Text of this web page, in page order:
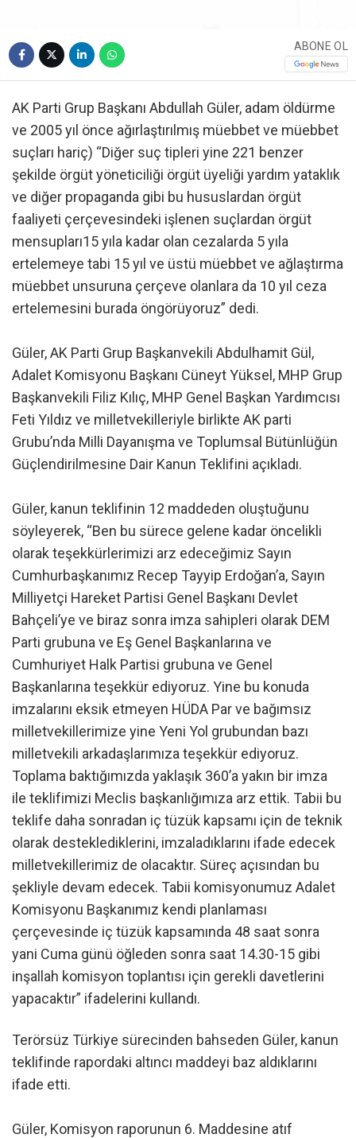
ABONE OL
AK Parti Grup Başkanı Abdullah Güler, adam öldürme
ve 2005 yıl önce ağırlaştırılmış müebbet ve müebbet
suçları hariç) “Diğer suç tipleri yine 221 benzer
şekilde örgüt yöneticiliği örgüt üyeliği yardım yataklık
ve diğer propaganda gibi bu hususlardan örgüt
faaliyeti çerçevesindeki işlenen suçlardan örgüt
mensupları15 yıla kadar olan cezalarda 5 yıla
ertelemeye tabi 15 yıl ve üstü müebbet ve ağlaştırma
müebbet unsuruna çerçeve olanlara da 10 yıl ceza
ertelemesini burada öngörüyoruz” dedi.
Güler, AK Parti Grup Başkanvekili Abdulhamit Gül,
Adalet Komisyonu Başkanı Cüneyt Yüksel, MHP Grup
Başkanvekili Filiz Kılıç, MHP Genel Başkan Yardımcısı
Feti Yıldız ve milletvekilleriyle birlikte AK parti
Grubu’nda Milli Dayanışma ve Toplumsal Bütünlüğün
Güçlendirilmesine Dair Kanun Teklifini açıkladı.
Güler, kanun teklifinin 12 maddeden oluştuğunu
söyleyerek, “Ben bu sürece gelene kadar öncelikli
olarak teşekkürlerimizi arz edeceğimiz Sayın
Cumhurbaşkanımız Recep Tayyip Erdoğan’a, Sayın
Milliyetçi Hareket Partisi Genel Başkanı Devlet
Bahçeli’ye ve biraz sonra imza sahipleri olarak DEM
Parti grubuna ve Eş Genel Başkanlarına ve
Cumhuriyet Halk Partisi grubuna ve Genel
Başkanlarına teşekkür ediyoruz. Yine bu konuda
imzalarını eksik etmeyen HÜDA Par ve bağımsız
milletvekillerimize yine Yeni Yol grubundan bazı
milletvekili arkadaşlarımıza teşekkür ediyoruz.
Toplama baktığımızda yaklaşık 360’a yakın bir imza
ile teklifimizi Meclis başkanlığımıza arz ettik. Tabii bu
teklife daha sonradan iç tüzük kapsamı için de teknik
olarak desteklediklerini, imzaladıklarını ifade edecek
milletvekillerimiz de olacaktır. Süreç açısından bu
şekliyle devam edecek. Tabii komisyonumuz Adalet
Komisyonu Başkanımız kendi planlaması
çerçevesinde iç tüzük kapsamında 48 saat sonra
yani Cuma günü öğleden sonra saat 14.30-15 gibi
inşallah komisyon toplantısı için gerekli davetlerini
yapacaktır” ifadelerini kullandı.
Terörsüz Türkiye sürecinden bahseden Güler, kanun
teklifinde rapordaki altıncı maddeyi baz aldıklarını
ifade etti.
Güler, Komisyon raporunun 6. Maddesine atıf